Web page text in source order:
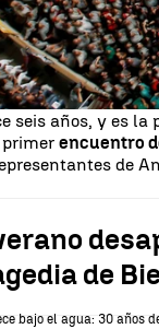
catalana fue
a sus
al
seis años, y es
primerencuentro
de
de